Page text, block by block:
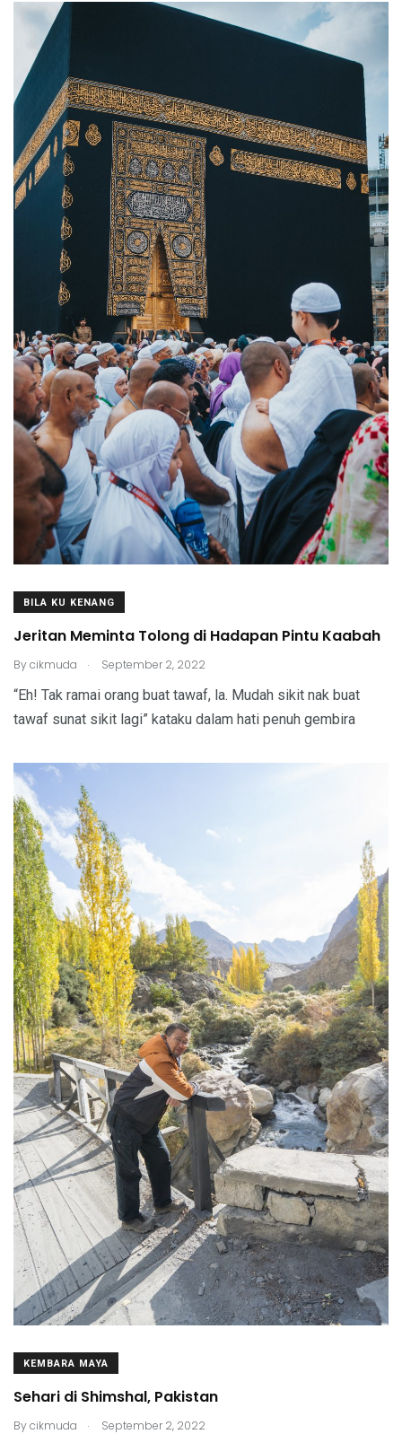
BILA KU KENANG
Jeritan Meminta Tolong di Hadapan Pintu Kaabah
Bycikmuda . September 2, 2022
“Eh! Tak ramai orang buat tawaf, la. Mudah sikit nak buat
tawaf sunat sikit lagi” kataku dalam hati penuh gembira
KEMBARA MAYA
Sehari di Shimshal, Pakistan
Bycikmuda . September 2, 2022